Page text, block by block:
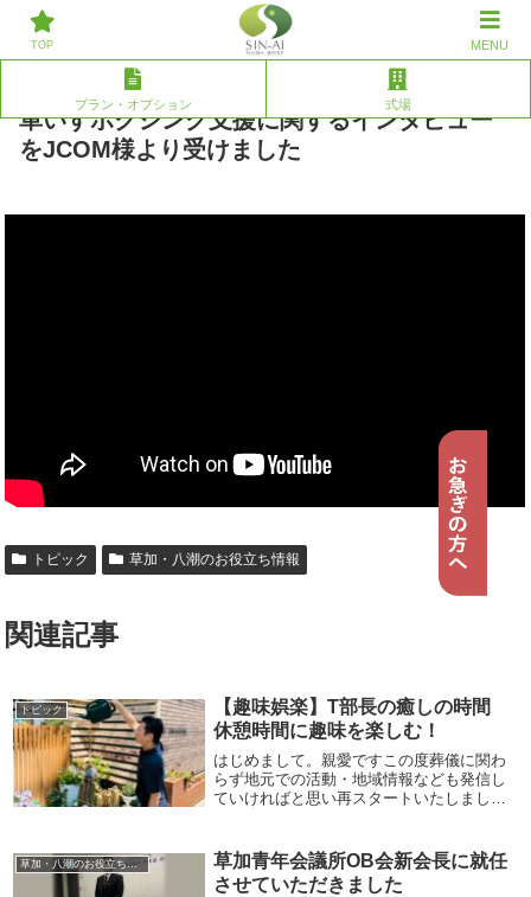
草加/川口での葬儀、家族葬なら株式会社親愛へ。その他エリアのご相談
にも対応いたします。
車いすボクシング支援に関するインタビュー
をJCOM様より受けました
トピック 草加・八潮のお役立ち情報
関連記事
トピック
【趣味娯楽】T部長の癒しの時間
休憩時間に趣味を楽しむ！
はじめまして。親愛ですこの度葬儀に関わ
らず地元での活動・地域情報なども発信し
ていければと思い再スタートいたしまし
～からいろんな形を作りましたが、やっと
完成に...
草加・八潮のお役立ち情報
草加青年会議所OB会新会長に就任
させていただきました
TOP MENU
プラン・オプション 式場